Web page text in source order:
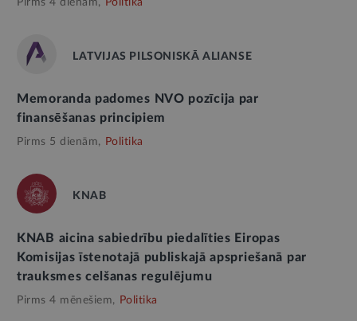
Pirms 4 dienām, Politika
LATVIJAS PILSONISKĀ ALIANSE
Memoranda padomes NVO pozīcija par
finansēšanas principiem
Pirms 5 dienām, Politika
KNAB
KNAB aicina sabiedrību piedalīties Eiropas
Komisijas īstenotajā publiskajā apspriešanā par
trauksmes celšanas regulējumu
Pirms 4 mēnešiem, Politika